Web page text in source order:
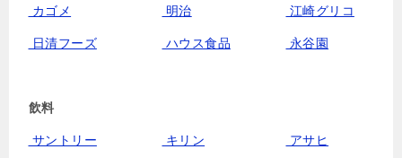
カゴメ 明治 江崎グリコ
日清フーズ ハウス食品 永谷園
飲料
サントリー キリン アサヒ